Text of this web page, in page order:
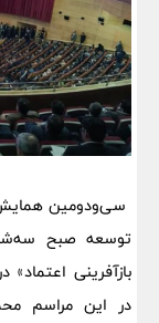
سی‌ودومین
بازآفرینی
در این مراسم